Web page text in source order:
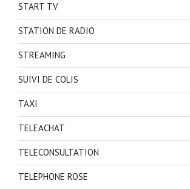
START TV
STATION DE RADIO
STREAMING
SUIVI DE COLIS
TAXI
TELEACHAT
TELECONSULTATION
TELEPHONE ROSE